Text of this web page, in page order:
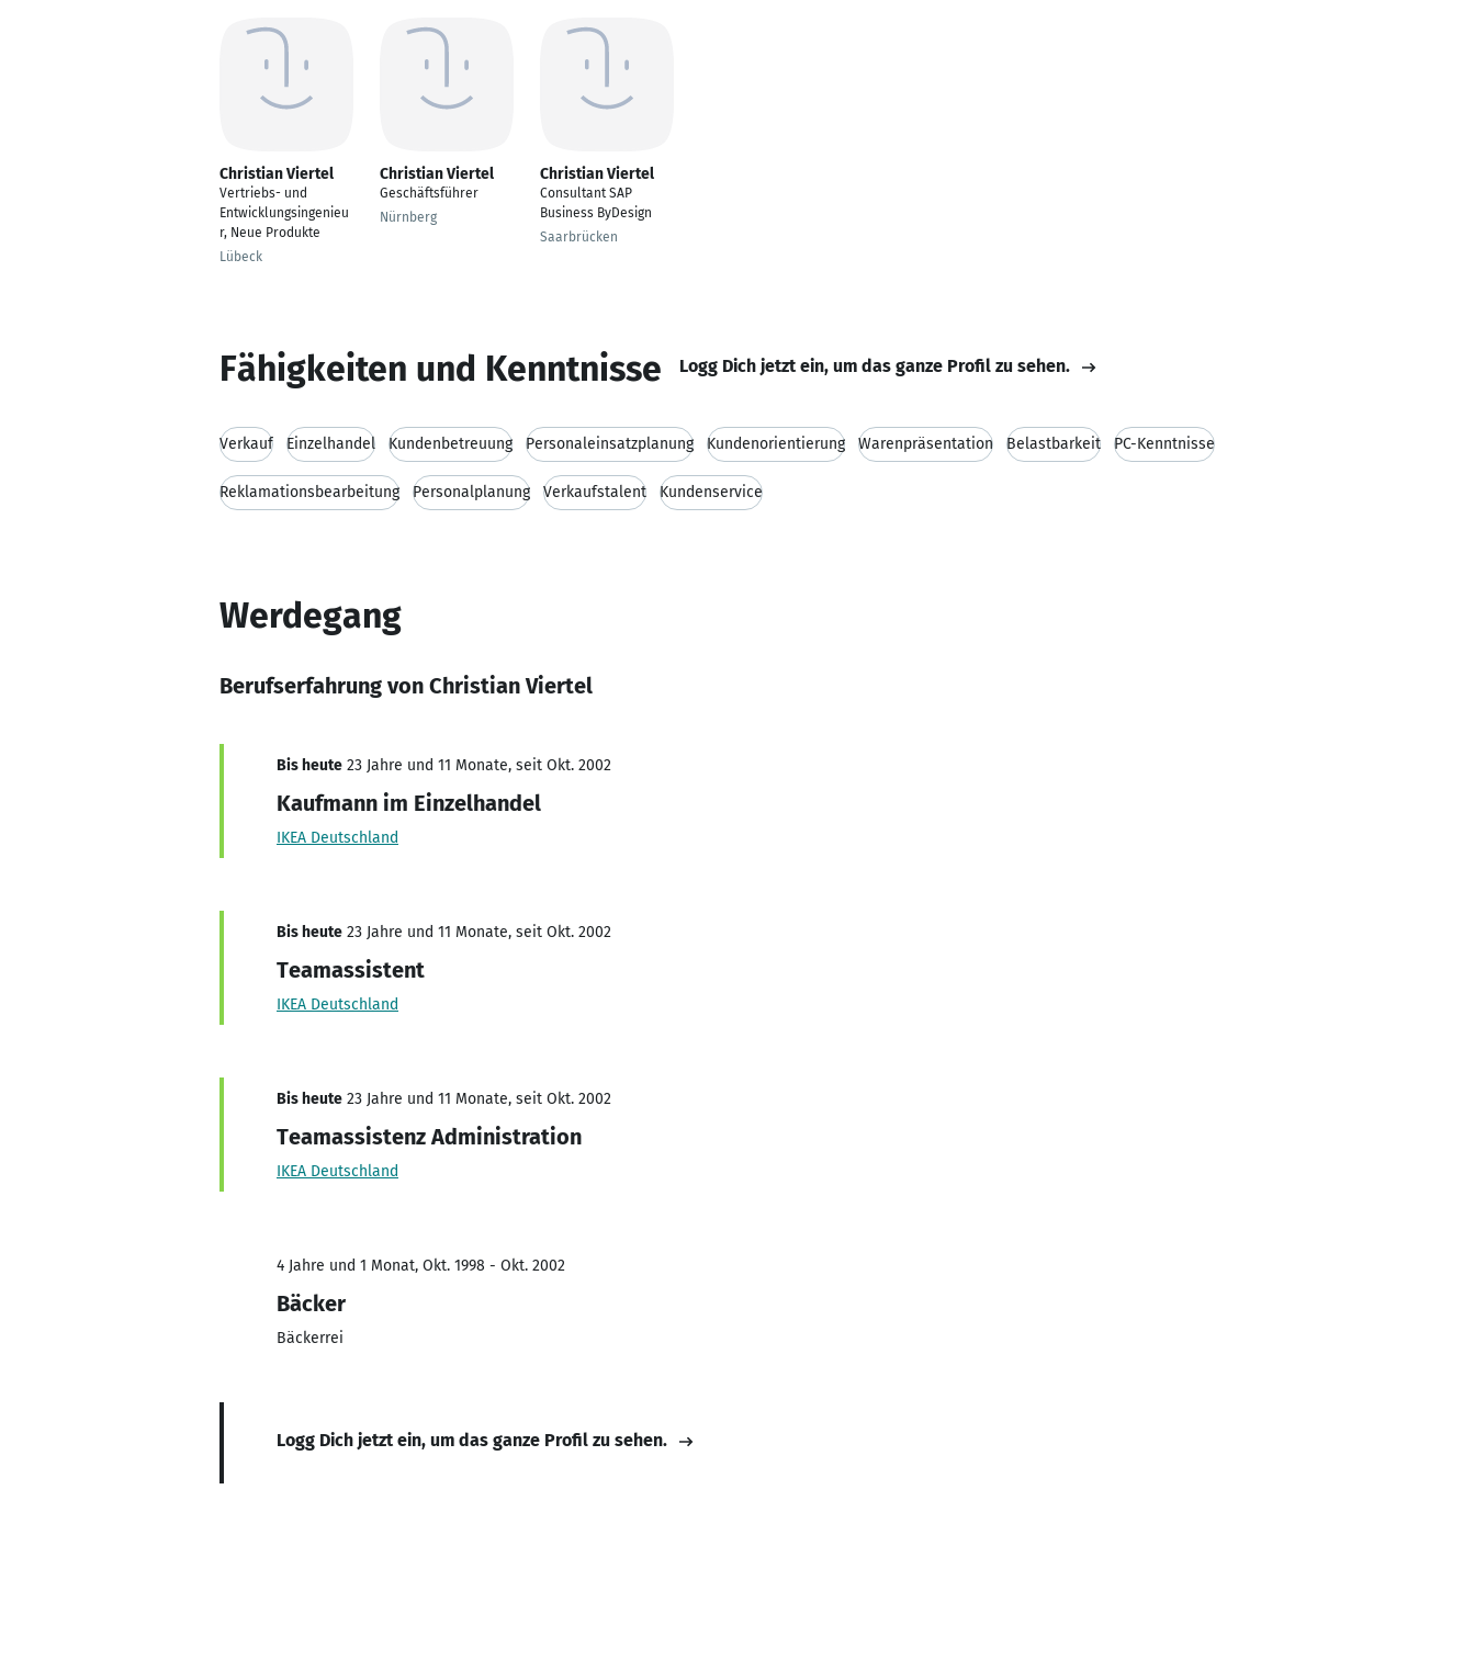
Christian Viertel
Vertriebs- und
Entwicklungsingenieu
r, Neue Produkte
Lübeck
Christian Viertel
Geschäftsführer
Nürnberg
Christian Viertel
Consultant SAP
Business ByDesign
Saarbrücken
Fähigkeiten und Kenntnisse Logg Dich jetzt ein, um das ganze Profil zu sehen.
Verkauf Einzelhandel Kundenbetreuung Personaleinsatzplanung Kundenorientierung Warenpräsentation Belastbarkeit PC-Kenntnisse
Reklamationsbearbeitung Personalplanung Verkaufstalent Kundenservice
Werdegang
Berufserfahrung von Christian Viertel
Bis heute 23 Jahre und 11 Monate, seit Okt. 2002
Kaufmann im Einzelhandel
IKEA Deutschland
Bis heute 23 Jahre und 11 Monate, seit Okt. 2002
Teamassistent
IKEA Deutschland
Bis heute 23 Jahre und 11 Monate, seit Okt. 2002
Teamassistenz Administration
IKEA Deutschland
4 Jahre und 1 Monat, Okt. 1998 - Okt. 2002
Bäcker
Bäckerrei
Logg Dich jetzt ein, um das ganze Profil zu sehen.